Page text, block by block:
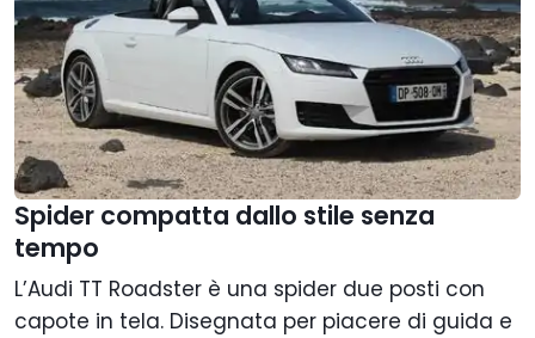
Spider compatta dallo stile senza
tempo
L’Audi TT Roadster è una spider due posti con
capote in tela. Disegnata per piacere di guida e